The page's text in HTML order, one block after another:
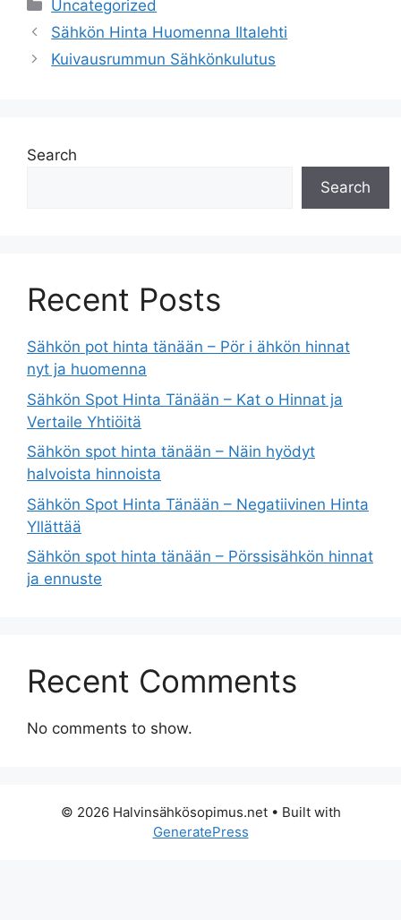
Uncategorized
Sähkön Hinta Huomenna Iltalehti
Kuivausrummun Sähkönkulutus
Search
Search
Recent Posts
Sähkön pot hinta tänään – Pör i ähkön hinnat
nyt ja huomenna
Sähkön Spot Hinta Tänään – Kat o Hinnat ja
Vertaile Yhtiöitä
Sähkön spot hinta tänään – Näin hyödyt
halvoista hinnoista
Sähkön Spot Hinta Tänään – Negatiivinen Hinta
Yllättää
Sähkön spot hinta tänään – Pörssisähkön hinnat
ja ennuste
Recent Comments
No comments to show.
© 2026 Halvinsähkösopimus.net• Built with
GeneratePress